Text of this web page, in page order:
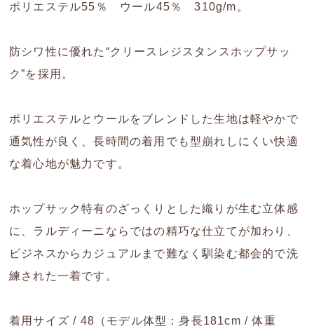
ポリエステル55％ ウール45％ 310g/m。
防シワ性に優れた“クリースレジスタンスホップサッ
ク”を採用。
ポリエステルとウールをブレンドした生地は軽やかで
通気性が良く、長時間の着用でも型崩れしにくい快適
な着心地が魅力です。
ホップサック特有のざっくりとした織りが生む立体感
に、ラルディーニならではの精巧な仕立てが加わり、
ビジネスからカジュアルまで難なく馴染む都会的で洗
練された一着です。
着用サイズ / 48（モデル体型：身長181cm / 体重